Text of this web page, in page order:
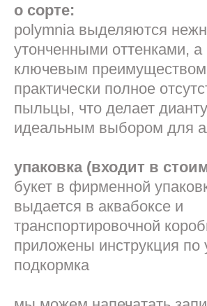
о сорте:
polymnia выделяются
утонченными оттенками, а
ключевым преимуществом
практически полное
пыльцы, что делает
идеальным выбором для
упаковка (входит в
букет в фирменной
выдается в аквабоксе и
транспортировочной
приложены инструкция по
подкормка